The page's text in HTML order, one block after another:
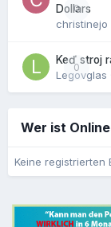
0
Dollars
christinejo
0
Keď stroj
Legovglas
Wer ist Online
Keine registrierten